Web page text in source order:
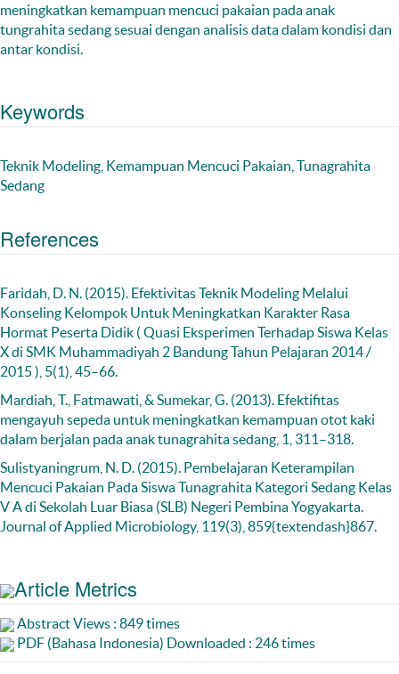
meningkatkan kemampuan mencuci pakaian pada anak
tungrahita sedang sesuai dengan analisis data dalam kondisi dan
antar kondisi.
Keywords
Teknik Modeling, Kemampuan Mencuci Pakaian, Tunagrahita
Sedang
References
Faridah, D. N. (2015). Efektivitas Teknik Modeling Melalui
Konseling Kelompok Untuk Meningkatkan Karakter Rasa
Hormat Peserta Didik ( Quasi Eksperimen Terhadap Siswa Kelas
X di SMK Muhammadiyah 2 Bandung Tahun Pelajaran 2014 /
2015 ), 5(1), 45–66.
Mardiah, T., Fatmawati, & Sumekar, G. (2013). Efektifitas
mengayuh sepeda untuk meningkatkan kemampuan otot kaki
dalam berjalan pada anak tunagrahita sedang, 1, 311–318.
Sulistyaningrum, N. D. (2015). Pembelajaran Keterampilan
Mencuci Pakaian Pada Siswa Tunagrahita Kategori Sedang Kelas
V A di Sekolah Luar Biasa (SLB) Negeri Pembina Yogyakarta.
Journal of Applied Microbiology, 119(3), 859{textendash}867.
Article Metrics
Abstract Views : 849 times
PDF (Bahasa Indonesia) Downloaded : 246 times